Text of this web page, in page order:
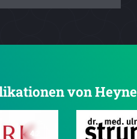
von Heyne
4.2